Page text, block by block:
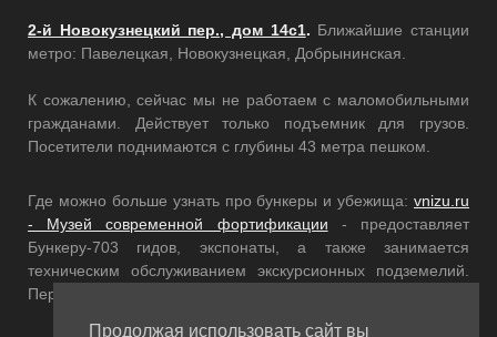
2-й Новокузнецкий пер., дом 14с1. Ближайшие станции
метро: Павелецкая, Новокузнецкая, Добрынинская.
К сожалению, сейчас мы не работаем с маломобильными
гражданами. Действует только подъемник для грузов.
Посетители поднимаются с глубины 43 метра пешком.
Где можно больше узнать про бункеры и убежища: vnizu.ru
- Музей современной фортификации - предоставляет
Бункеру-703 гидов, экспонаты, а также занимается
техническим обслуживанием экскурсионных подземелий.
Переходите по ссылкам, там еще много интересного!
Продолжая использовать сайт вы